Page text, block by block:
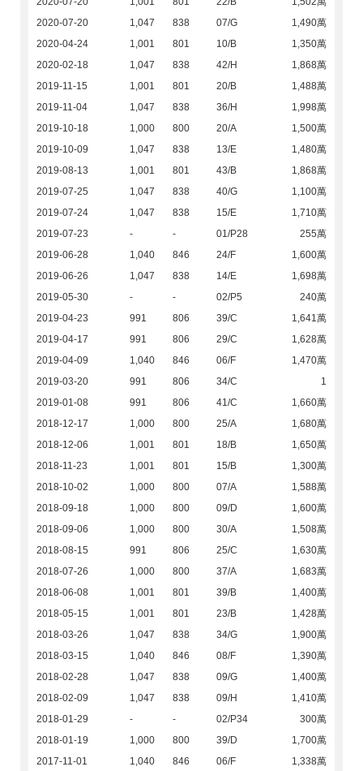
2020-07-20
1,047 838 07/G
1,490萬
2020-04-24
1,001 801 10/B
1,350萬
2020-02-18
1,047 838 42/H
1,868萬
2019-11-15
1,001 801 20/B
1,488萬
2019-11-04
1,047 838 36/H
1,998萬
2019-10-18
1,000 800 20/A
1,500萬
2019-10-09
1,047 838 13/E
1,480萬
2019-08-13
1,001 801 43/B
1,868萬
2019-07-25
1,047 838 40/G
1,100萬
2019-07-24
1,047 838 15/E
1,710萬
2019-07-23
- - 01/P28
255萬
2019-06-28
1,040 846 24/F
1,600萬
2019-06-26
1,047 838 14/E
1,698萬
2019-05-30
- - 02/P5
240萬
2019-04-23
991 806 39/C
1,641萬
2019-04-17
991 806 29/C
1,628萬
2019-04-09
1,040 846 06/F
1,470萬
2019-03-20
991 806 34/C
1
2019-01-08
991 806 41/C
1,660萬
2018-12-17
1,000 800 25/A
1,680萬
2018-12-06
1,001 801 18/B
1,650萬
2018-11-23
1,001 801 15/B
1,300萬
2018-10-02
1,000 800 07/A
1,588萬
2018-09-18
1,000 800 09/D
1,600萬
2018-09-06
1,000 800 30/A
1,508萬
2018-08-15
991 806 25/C
1,630萬
2018-07-26
1,000 800 37/A
1,683萬
2018-06-08
1,001 801 39/B
1,400萬
2018-05-15
1,001 801 23/B
1,428萬
2018-03-26
1,047 838 34/G
1,900萬
2018-03-15
1,040 846 08/F
1,390萬
2018-02-28
1,047 838 09/G
1,400萬
2018-02-09
1,047 838 09/H
1,410萬
2018-01-29
- - 02/P34
300萬
2018-01-19
1,000 800 39/D
1,700萬
2017-11-01
1,040 846 06/F
1,338萬